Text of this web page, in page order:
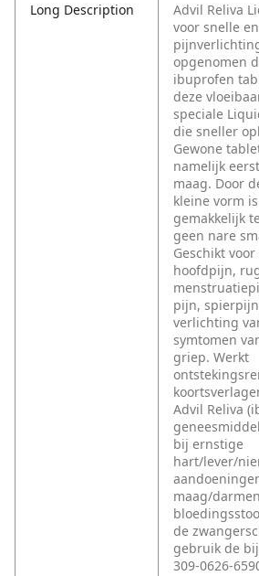
Long Description
Advil Reliva
voor snelle
opgenomen
ibuprofen
deze
speciale
die sneller
Gewone
namelijk
maag. Door
kleine vorm
gemakkelijk
geen nare
Geschikt
hoofdpijn,
pijn,
verlichting
symtomen
griep. Werkt
Advil Reliva
bij ernstige
hart/lever/
maag/
de
gebruik de
309-0626-